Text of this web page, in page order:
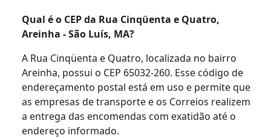
Qual é o CEP da Rua Cinqüenta e Quatro,
Areinha - São Luís, MA?
A Rua Cinqüenta e Quatro, localizada no bairro
Areinha, possui o CEP 65032-260. Esse código de
endereçamento postal está em uso e permite que
as empresas de transporte e os Correios realizem
a entrega das encomendas com exatidão até o
endereço informado.